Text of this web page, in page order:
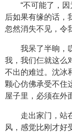
“不可能了，
后如果有缘的话，
忽然消失不见，令
我呆了半晌，
我，我们仨就这么
不出的难过。沈冰
颗心仿佛承受不住
屋子里，必须在外
走出家门，站
风，感觉比刚才好